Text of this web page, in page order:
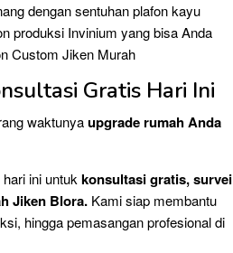
dengan sentuhan plafon kayu
produksi Invinium yang bisa Anda
Custom Jiken Murah
Gratis Hari Ini
waktunyaupgrade rumah Anda
hari ini untuk konsultasi gratis, survei
Jiken Blora. Kami siap membantu
hingga pemasangan profesional di